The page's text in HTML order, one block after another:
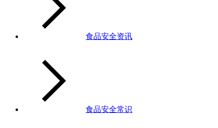
食品安全资讯
食品安全常识